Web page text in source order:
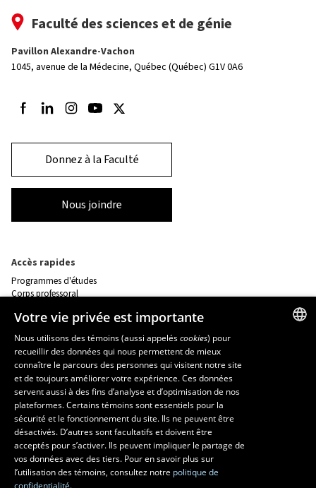
Faculté des sciences et de génie
Pavillon Alexandre-Vachon
1045, avenue de la Médecine, Québec (Québec) G1V 0A6
Suivez-nous sur Facebook
Suivez-nous sur LinkedIn
Suivez-nous sur Instagram
Suivez-nous sur Youtube
Suivez-nous sur Twitter
Donnez à la Faculté
Nous joindre
Accès rapides
Programmes d'études
Corps professoral
Foire aux questions
Ressources
monPortail
MESURES D'URGENCE
Composer le418 656-5555
Votre vie privée est importante
Nous utilisons des témoins (aussi appeléscookies) pour
recueillir des données qui nous permettent de mieux
connaître le parcours des personnes qui visitent notre site
et de toujours améliorer votre expérience. Ces données
servent aussi à des fins d’analyse et d’optimisation de nos
plateformes. Certains témoins sont essentiels pour la
sécurité et le fonctionnement du site. Ils ne peuvent être
désactivés. D’autres sont facultatifs et doivent être
acceptés pour s’activer. Ils peuvent impliquer le partage de
vos données avec des tiers. Pour en savoir plus sur
l’utilisation des témoins, consultez notre politique de
confidentialité.